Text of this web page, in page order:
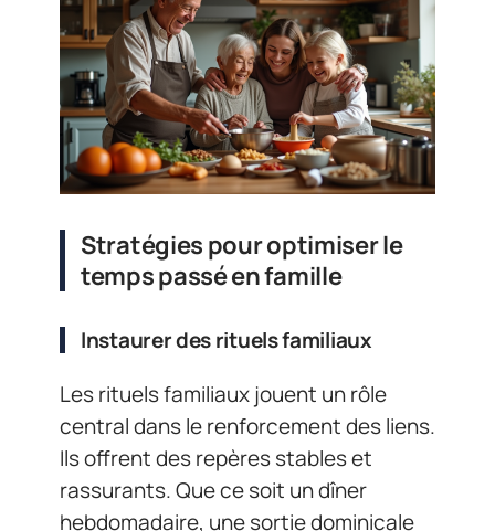
Stratégies pour optimiser le
temps passé en famille
Instaurer des rituels familiaux
Les rituels familiaux jouent un rôle
central dans le renforcement des liens.
Ils offrent des repères stables et
rassurants. Que ce soit un dîner
hebdomadaire, une sortie dominicale